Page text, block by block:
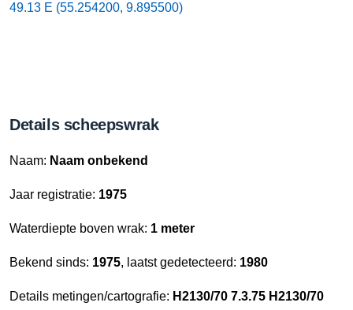
49.13 E (55.254200, 9.895500)
Details scheepswrak
Naam: Naam onbekend
Jaar registratie: 1975
Waterdiepte boven wrak: 1 meter
Bekend sinds: 1975, laatst gedetecteerd: 1980
Details metingen/cartografie: H2130/70 7.3.75 H2130/70